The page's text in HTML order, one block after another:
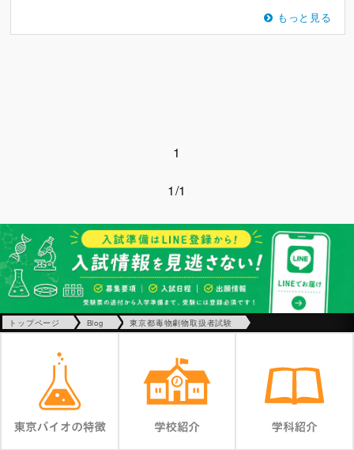
もっと見る
1
1/1
トップページ Blog 東京都毒物劇物取扱者試験